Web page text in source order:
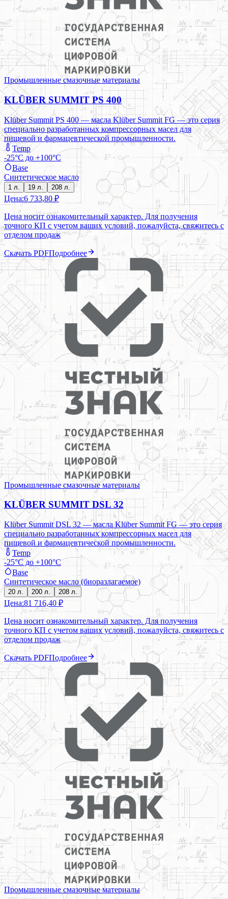
Промышленные смазочные материалы
KLÜBER SUMMIT PS 400
Klüber Summit PS 400 — масла Klüber Summit FG — это серия
специально разработанных компрессорных масел для
пищевой и фармацевтической промышленности.
Temp
-25°C до +100°C
Base
Синтетическое масло
1 л. 19 л. 208 л.
Цена:6 733,80 ₽
Цена носит ознакомительный характер. Для получения
точного КП с учетом ваших условий, пожалуйста, свяжитесь с
отделом продаж
Скачать PDFПодробнее
Промышленные смазочные материалы
KLÜBER SUMMIT DSL 32
Klüber Summit DSL 32 — масла Klüber Summit FG — это серия
специально разработанных компрессорных масел для
пищевой и фармацевтической промышленности.
Temp
-25°C до +100°C
Base
Синтетическое масло (биоразлагаемое)
20 л. 200 л. 208 л.
Цена:81 716,40 ₽
Цена носит ознакомительный характер. Для получения
точного КП с учетом ваших условий, пожалуйста, свяжитесь с
отделом продаж
Скачать PDFПодробнее
Промышленные смазочные материалы